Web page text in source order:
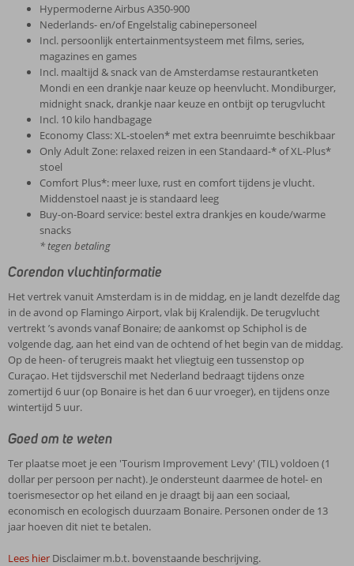
Hypermoderne Airbus A350-900
Nederlands- en/of Engelstalig cabinepersoneel
Incl. persoonlijk entertainmentsysteem met films, series,
magazines en games
Incl. maaltijd & snack van de Amsterdamse restaurantketen
Mondi en een drankje naar keuze op heenvlucht. Mondiburger,
midnight snack, drankje naar keuze en ontbijt op terugvlucht
Incl. 10 kilo handbagage
Economy Class: XL-stoelen* met extra beenruimte beschikbaar
Only Adult Zone: relaxed reizen in een Standaard-* of XL-Plus*
stoel
Comfort Plus*: meer luxe, rust en comfort tijdens je vlucht.
Middenstoel naast je is standaard leeg
Buy-on-Board service: bestel extra drankjes en koude/warme
snacks
* tegen betaling
Corendon vluchtinformatie
Het vertrek vanuit Amsterdam is in de middag, en je landt dezelfde dag
in de avond op Flamingo Airport, vlak bij Kralendijk. De terugvlucht
vertrekt ’s avonds vanaf Bonaire; de aankomst op Schiphol is de
volgende dag, aan het eind van de ochtend of het begin van de middag.
Op de heen- of terugreis maakt het vliegtuig een tussenstop op
Curaçao. Het tijdsverschil met Nederland bedraagt tijdens onze
zomertijd 6 uur (op Bonaire is het dan 6 uur vroeger), en tijdens onze
wintertijd 5 uur.
Goed om te weten
Ter plaatse moet je een 'Tourism Improvement Levy' (TIL) voldoen (1
dollar per persoon per nacht). Je ondersteunt daarmee de hotel- en
toerismesector op het eiland en je draagt bij aan een sociaal,
economisch en ecologisch duurzaam Bonaire. Personen onder de 13
jaar hoeven dit niet te betalen.
Lees hier Disclaimer m.b.t. bovenstaande beschrijving.